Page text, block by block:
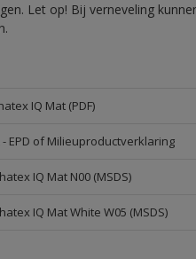
Let op! Bij verneveling
IQ Mat (PDF)
EPD of Milieuproductverklaring
IQ Mat N00 (MSDS)
IQ Mat White W05 (MSDS)